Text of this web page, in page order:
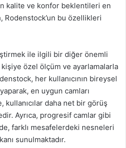
kalite ve konfor beklentileri en
Rodenstock’un bu özellikleri
ile ilgili bir diğer önemli
kişiye özel ölçüm ve ayarlamalarla
her kullanıcının bireysel
en uygun camları
kullanıcılar daha net bir görüş
Ayrıca, progresif camlar gibi
farklı mesafelerdeki nesneleri
sunulmaktadır.